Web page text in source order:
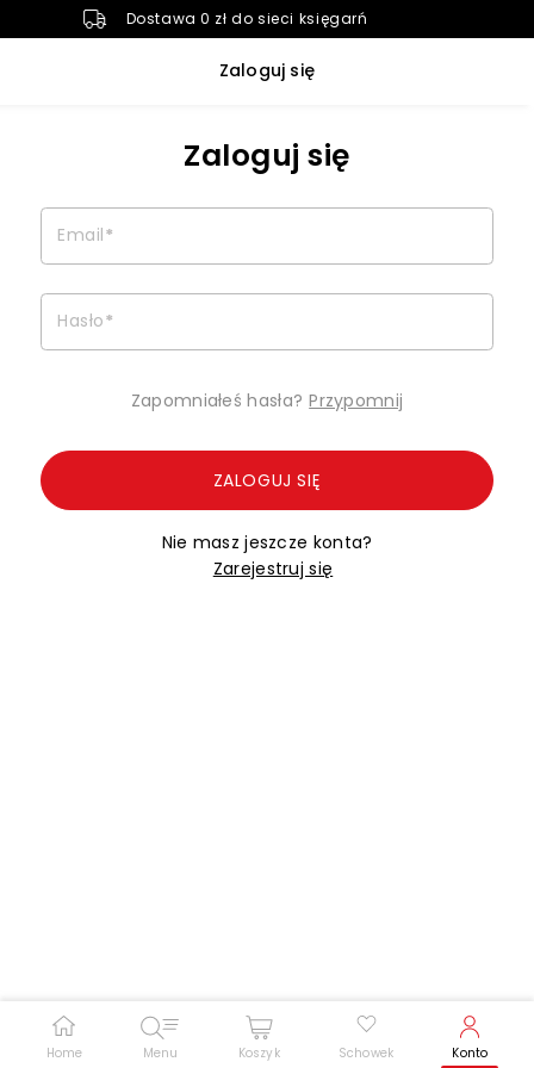
Dostawa 0 zł do sieci księgarń
Zaloguj się
Home Menu Koszyk Schowek Konto
Zaloguj się
Email*
Hasło*
Zapomniałeś hasła? Przypomnij
ZALOGUJ SIĘ
Nie masz jeszcze konta?
Zarejestruj się
Podkreślenie linków